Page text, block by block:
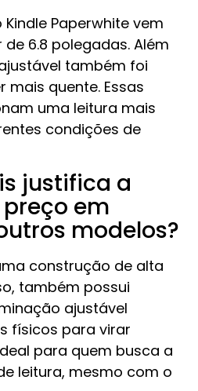
Paperwhite vem
6.8 polegadas. Além
também foi
quente. Essas
uma leitura mais
condições de
justifica a
em
modelos?
construção de alta
também possui
ajustável
físicos para virar
para quem busca a
leitura, mesmo com o